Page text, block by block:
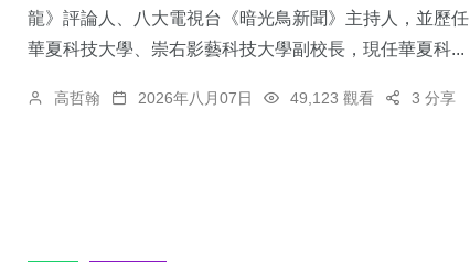
龍》評論人、八大電視台《暗光鳥新聞》主持人，並歷任
華夏科技大學、崇右影藝科技大學副校長，現任華夏科...
高哲翰 2026年八月07日 49,123 觀看 3 分享